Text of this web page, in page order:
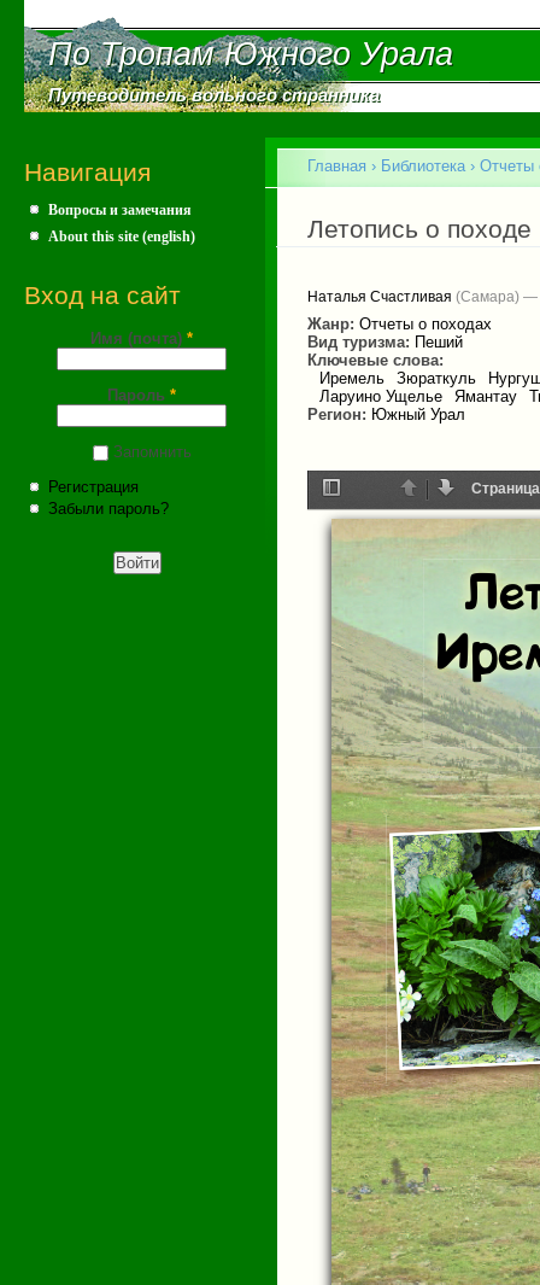
По Тропам Южного Урала
По Тропам Южного Урала
Путеводитель вольного странника
Путеводитель вольного странника
Навигация
Вопросы и замечания
About this site (english)
Вход на сайт
Имя (почта) *
Пароль *
Запомнить
Регистрация
Забыли пароль?
Вы здесь
Главная › Библиотека › Отчеты
Летопись о
Наталья Счастливая (Самара) —
Жанр: Отчеты о походах
Вид туризма: Пеший
Ключевые слова:
Иремель
Зюраткуль
Ларуино Ущелье
Ямантау
Регион: Южный Урал
Toggle
Sidebar
НазадДалее